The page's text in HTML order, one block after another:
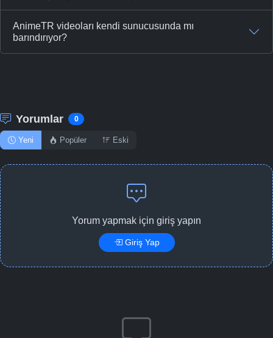
AnimeTR videoları kendi sunucusunda mı
barındırıyor?
Yorumlar 0
Yeni Popüler Eski
Yorum yapmak için giriş yapın
Giriş Yap